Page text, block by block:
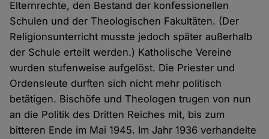
Elternrechte, den Bestand der konfessionellen
Schulen und der Theologischen Fakultäten. (Der
Religionsunterricht musste jedoch später außerhalb
der Schule erteilt werden.) Katholische Vereine
wurden stufenweise aufgelöst. Die Priester und
Ordensleute durften sich nicht mehr politisch
betätigen. Bischöfe und Theologen trugen von nun
an die Politik des Dritten Reiches mit, bis zum
bitteren Ende im Mai 1945. Im Jahr 1936 verhandelte